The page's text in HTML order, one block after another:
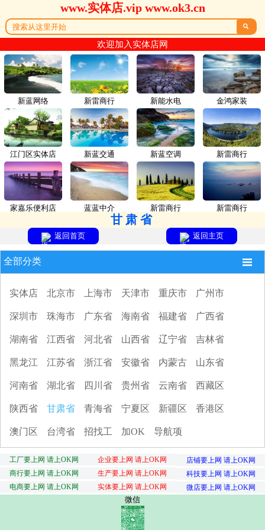
www.实体店.vip www.ok3.cn

欢迎加入实体店网
新蓝网络 新雷商行
江门区实体店 新蓝交通
家嘉乐便利店 蓝蓝中介
新能水电 金鸿家装
新蓝空调 新雷商行
新雷商行 新雷商行
甘肃省
返回首页 返回主页
全部分类 
实体店 北京市 上海市 天津市 重庆市 广州市
深圳市 珠海市 广东省 海南省 福建省 广西省
湖南省 江西省 河北省 山西省 辽宁省 吉林省
黑龙江 江苏省 浙江省 安徽省 内蒙古 山东省
河南省 湖北省 四川省 贵州省 云南省 西藏区
陕西省 甘肃省 青海省 宁夏区 新疆区 香港区
澳门区 台湾省 招找工 加OK 导航项
工厂要上网 请上OK网 企业要上网 请上OK网
店铺要上网 请上OK网
商行要上网 请上OK网
生产要上网 请上OK网
科技要上网 请上OK网
电商要上网 请上OK网
实体要上网 请上OK网 微店要上网 请上OK网
微信